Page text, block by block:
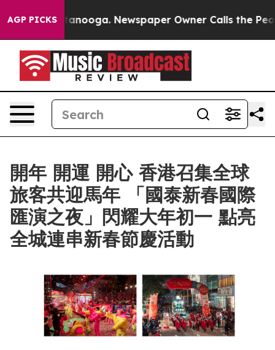
AGP PICKS
Chattanooga. Newspaper Owner Calls the People
開年 開運 開心 香港召集全球
旅客共迎馬年 「國泰新春國際
匯演之夜」閃耀大年初一 點亮
全城連串新春節慶活動